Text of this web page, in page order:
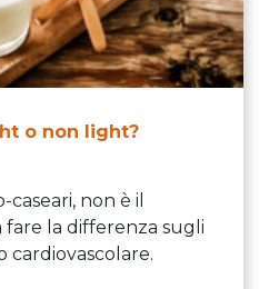
o non light?
non è il
fare la differenza sugli
cardiovascolare.